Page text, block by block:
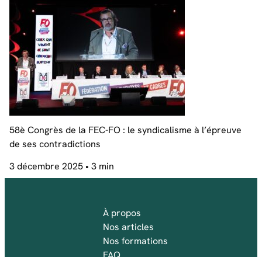
58è Congrès de la FEC-FO : le syndicalisme à l’épreuve
de ses contradictions
3 décembre 2025 • 3 min
À propos
Nos articles
Nos formations